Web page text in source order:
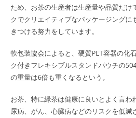
ため、お茶の生産者は生産量や品質だけ
クでクリエイティブなパッケージングに
きつける努力をしています。
軟包装協会によると、硬質PET容器の化
ク付きフレキシブルスタンドパウチの
の重量は6倍も重くなるという。
お茶、特に緑茶は健康に良いとよく言わ
尿病、がん、心臓病などのリスクを低減